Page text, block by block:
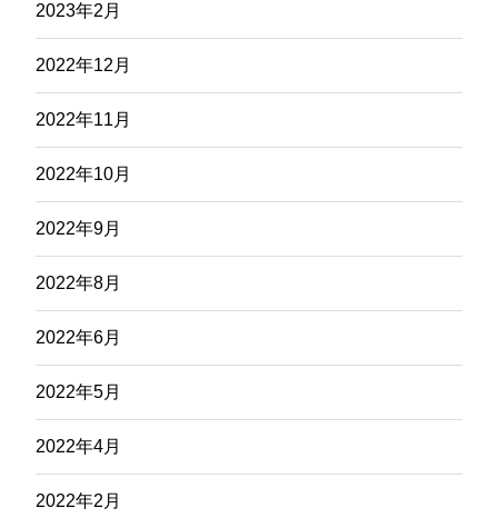
2023年2月
2022年12月
2022年11月
2022年10月
2022年9月
2022年8月
2022年6月
2022年5月
2022年4月
2022年2月